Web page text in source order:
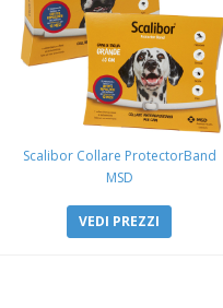
Scalibor Collare ProtectorBand
MSD
VEDI PREZZI